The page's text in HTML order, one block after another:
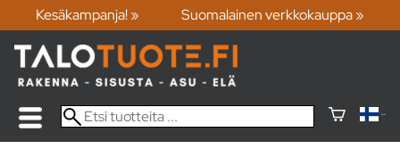
Kesäkampanja! » Suomalainen verkkokauppa »